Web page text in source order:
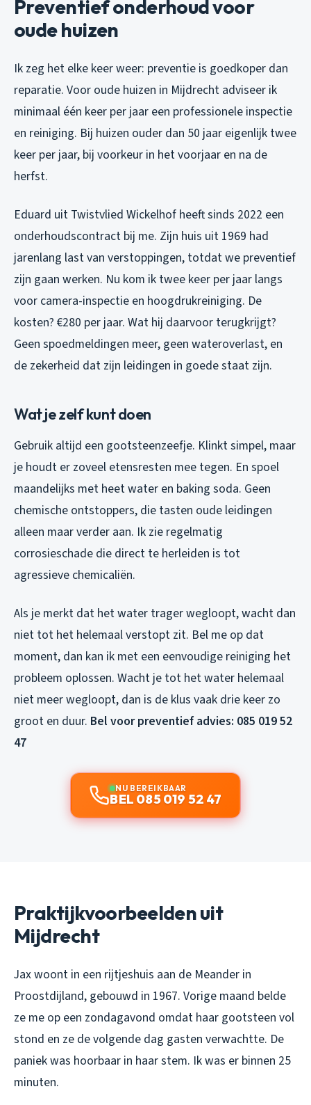
Preventief onderhoud voor
oude huizen
Ik zeg het elke keer weer: preventie is goedkoper dan
reparatie. Voor oude huizen in Mijdrecht adviseer ik
minimaal één keer per jaar een professionele inspectie
en reiniging. Bij huizen ouder dan 50 jaar eigenlijk twee
keer per jaar, bij voorkeur in het voorjaar en na de
herfst.
Eduard uit Twistvlied Wickelhof heeft sinds 2022 een
onderhoudscontract bij me. Zijn huis uit 1969 had
jarenlang last van verstoppingen, totdat we preventief
zijn gaan werken. Nu kom ik twee keer per jaar langs
voor camera-inspectie en hoogdrukreiniging. De
kosten? €280 per jaar. Wat hij daarvoor terugkrijgt?
Geen spoedmeldingen meer, geen wateroverlast, en
de zekerheid dat zijn leidingen in goede staat zijn.
Wat je zelf kunt doen
Gebruik altijd een gootsteenzeefje. Klinkt simpel, maar
je houdt er zoveel etensresten mee tegen. En spoel
maandelijks met heet water en baking soda. Geen
chemische ontstoppers, die tasten oude leidingen
alleen maar verder aan. Ik zie regelmatig
corrosieschade die direct te herleiden is tot
agressieve chemicaliën.
Als je merkt dat het water trager wegloopt, wacht dan
niet tot het helemaal verstopt zit. Bel me op dat
moment, dan kan ik met een eenvoudige reiniging het
probleem oplossen. Wacht je tot het water helemaal
niet meer wegloopt, dan is de klus vaak drie keer zo
groot en duur. Bel voor preventief advies: 085 019 52
47
NU BEREIKBAAR
BEL 085 019 52 47
Praktijkvoorbeelden uit
Mijdrecht
Jax woont in een rijtjeshuis aan de Meander in
Proostdijland, gebouwd in 1967. Vorige maand belde
ze me op een zondagavond omdat haar gootsteen vol
stond en ze de volgende dag gasten verwachtte. De
paniek was hoorbaar in haar stem. Ik was er binnen 25
minuten.